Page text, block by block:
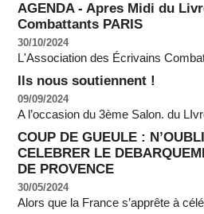
AGENDA - Apres Midi du
Combattants PARIS
30/10/2024
L'Association des Écrivains
Ils nous soutiennent !
09/09/2024
A l’occasion du 3ème Salon. du
COUP DE GUEULE :
CELEBRER LE
DE PROVENCE
30/05/2024
Alors que la France s’apprête à